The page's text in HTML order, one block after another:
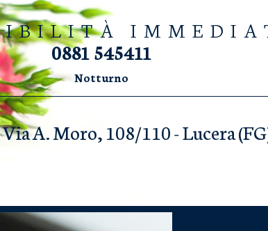
0881 545411
Notturno
A. Moro, 108/110 - Lucera